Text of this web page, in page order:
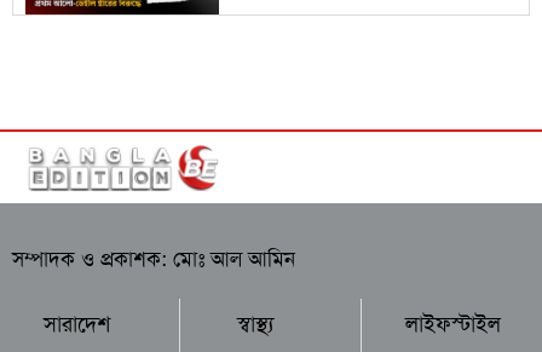
সম্পাদক ও প্রকাশক: মোঃ আল আমিন
সারাদেশ স্বাস্থ্য লাইফস্টাইল